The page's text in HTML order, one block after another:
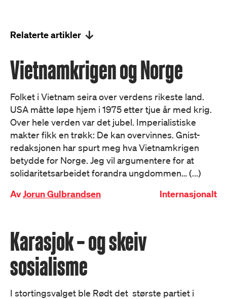
Relaterte artikler
Vietnamkrigen og Norge
Folket i Vietnam seira over verdens rikeste land.
USA måtte løpe hjem i 1975 etter tjue år med krig.
Over hele verden var det jubel. Imperialistiske
makter fikk en trøkk: De kan overvinnes. Gnist-
redaksjonen har spurt meg hva Vietnamkrigen
betydde for Norge. Jeg vil argumentere for at
solidaritetsarbeidet forandra ungdommen… (...)
AvJorun Gulbrandsen Internasjonalt
Karasjok – og skeiv
sosialisme
I stortingsvalget ble Rødt det største partiet i